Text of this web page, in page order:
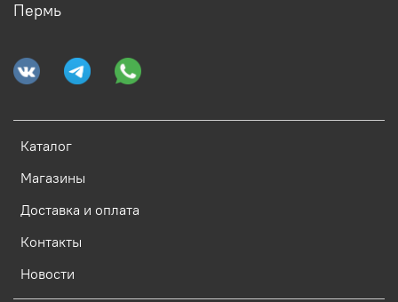
Каталог
Магазины
Доставка и оплата
Контакты
Новости
Пермь